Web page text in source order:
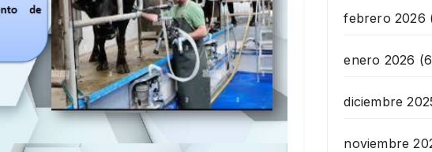
febrero 2026
enero 2026
diciembre
noviembre